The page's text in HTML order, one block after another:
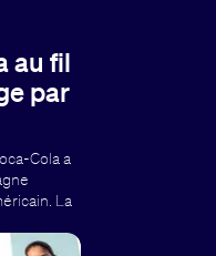
au fil
par
Cola a
La